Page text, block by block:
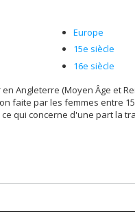
Europe
15e siècle
16e siècle
Angleterre (Moyen Âge et
faite par les femmes entre
qui concerne d'une part la